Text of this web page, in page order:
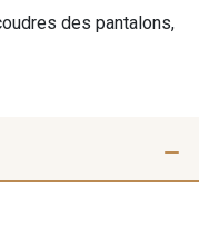
des pantalons,